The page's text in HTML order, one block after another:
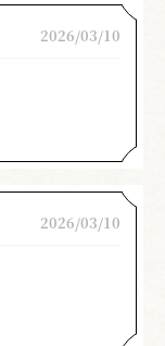
2026/03/10
2026/03/10